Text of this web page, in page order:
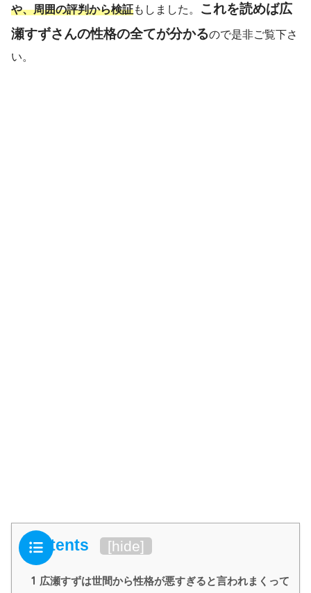
や、周囲の評判から検証もしました。
これを読めば広
瀬すずさんの性格の全てが分かるので是非ご覧下さ
い。
Contents [hide]
1 広瀬すずは世間から性格が悪すぎると言われまくって